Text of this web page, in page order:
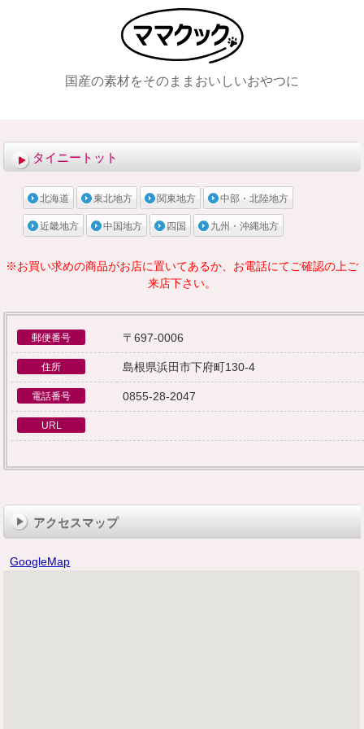
国産の素材をそのままおいしいおやつに
タイニートット
北海道 東北地方 関東地方 中部・北陸地方
近畿地方 中国地方 四国 九州・沖縄地方
※お買い求めの商品がお店に置いてあるか、お電話にてご確認の上ご
来店下さい。
郵便番号 〒697-0006
住所 島根県浜田市下府町130-4
電話番号 0855-28-2047
URL
アクセスマップ
GoogleMap